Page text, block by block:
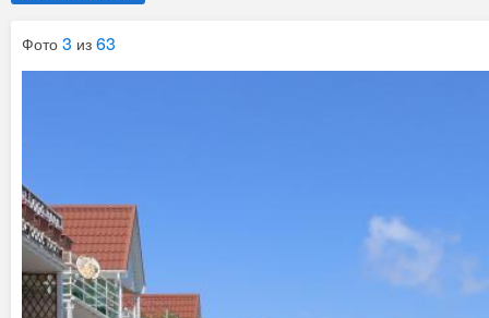
Фото 3 из 63